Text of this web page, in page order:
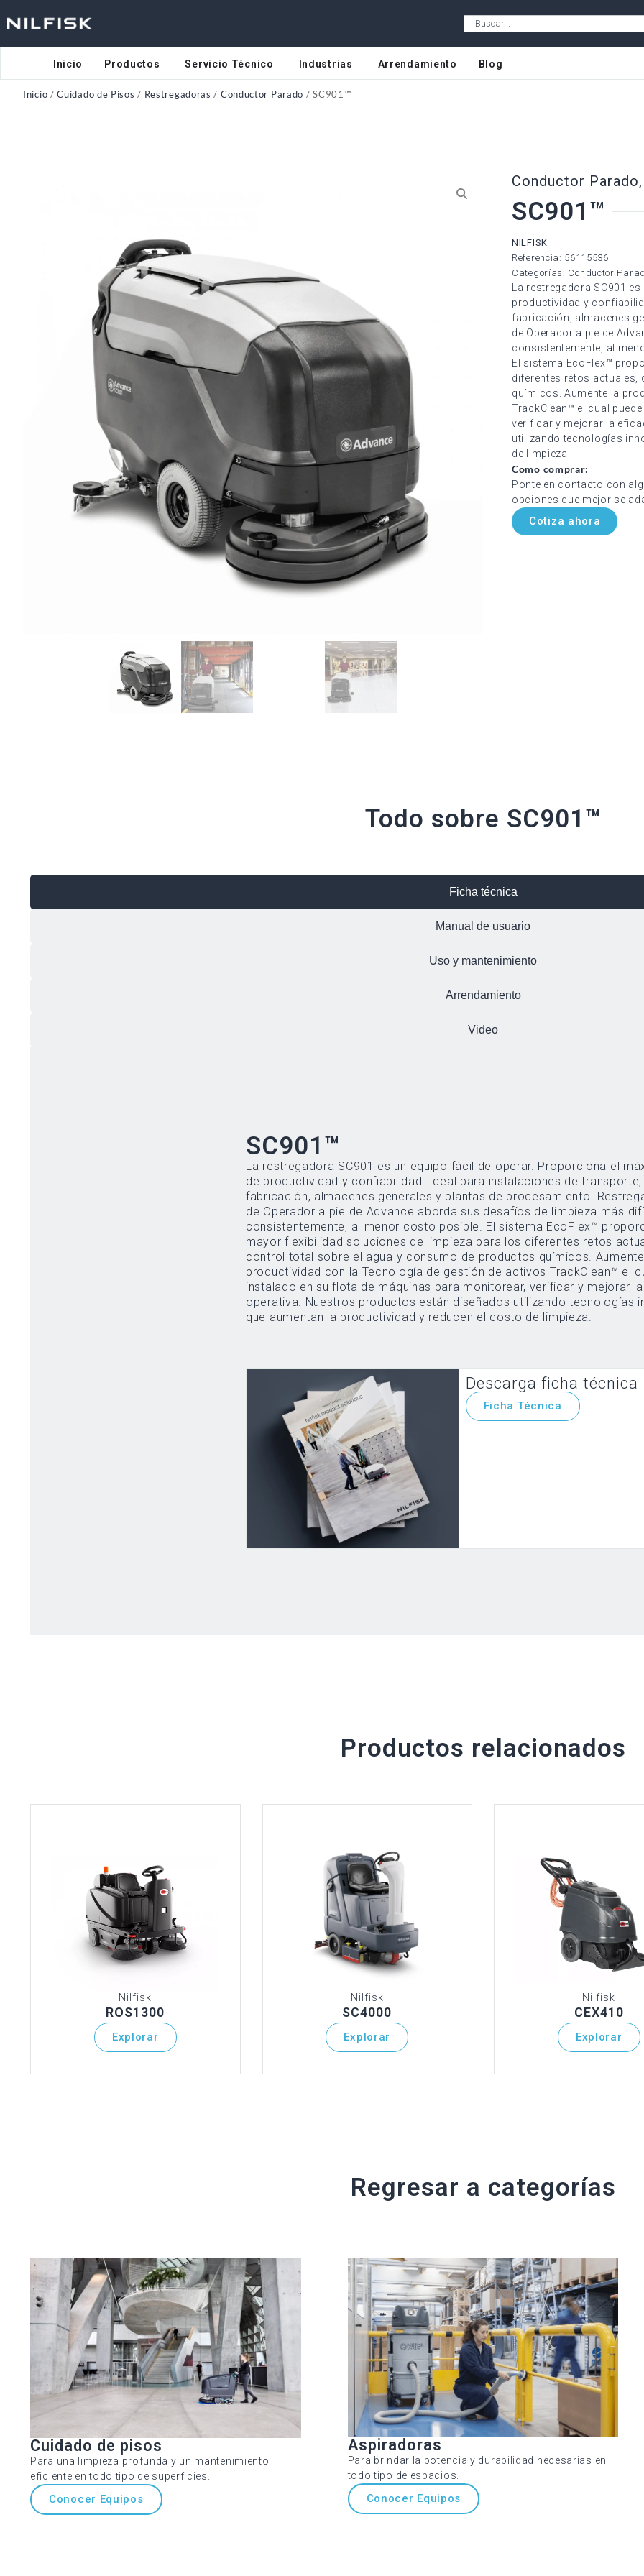
Inicio Productos Servicio Técnico Industrias Arrendamiento Blog
Inicio /Cuidado de Pisos / Restregadoras / Conductor Parado / SC901™
Conductor Parado,
SC901™
NILFISK
Referencia: 56115536
Categorías: Conductor
La restregadora SC901
productividad y
fabricación, almacenes
de Operador a pie de
consistentemente, al
El sistema EcoFlex™
diferentes retos
químicos. Aumente la
TrackClean™ el cual
verificar y mejorar la
utilizando tecnologías
de limpieza.
Como comprar:
Ponte en contacto con
opciones que mejor se
Cotiza ahora
Todo sobre SC901™
Ficha técnica
Manual de usuario
Uso y mantenimiento
Arrendamiento
Video
SC901™
La restregadora SC901 es un equipo fácil de operar. Proporciona el
de productividad y confiabilidad. Ideal para instalaciones de transporte,
fabricación, almacenes generales y plantas de procesamiento.
de Operador a pie de Advance aborda sus desafíos de limpieza más
consistentemente, al menor costo posible. El sistema EcoFlex™ proporciona la
mayor flexibilidad soluciones de limpieza para los diferentes retos
control total sobre el agua y consumo de productos químicos.
productividad con la Tecnología de gestión de activos TrackClean™ el
instalado en su flota de máquinas para monitorear, verificar y mejorar
operativa. Nuestros productos están diseñados utilizando tecnologías
que aumentan la productividad y reducen el costo de limpieza.
Descarga ficha técnica
Ficha Técnica
Productos relacionados
Nilfisk
ROS1300
Explorar
Nilfisk
SC4000
Explorar
Nilfisk
CEX410
Explorar
Regresar a categorías
Cuidado de pisos
Para una limpieza profunda y un mantenimiento
eficiente en todo tipo de superficies.
Conocer Equipos
Aspiradoras
Para brindar la potencia y durabilidad necesarias en
todo tipo de espacios.
Conocer Equipos